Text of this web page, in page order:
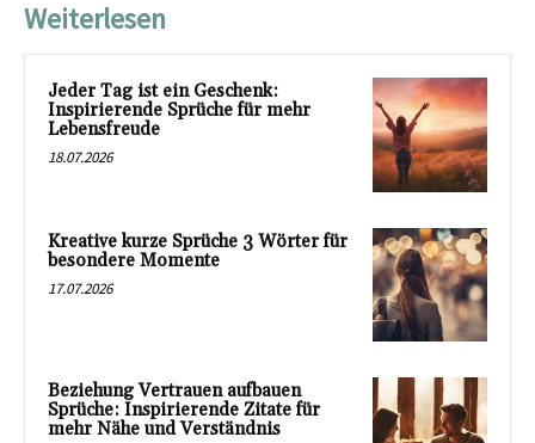
Weiterlesen
Jeder Tag ist ein Geschenk:
Inspirierende Sprüche für mehr
Lebensfreude
18.07.2026
Kreative kurze Sprüche 3 Wörter für
besondere Momente
17.07.2026
Beziehung Vertrauen aufbauen
Sprüche: Inspirierende Zitate für
mehr Nähe und Verständnis